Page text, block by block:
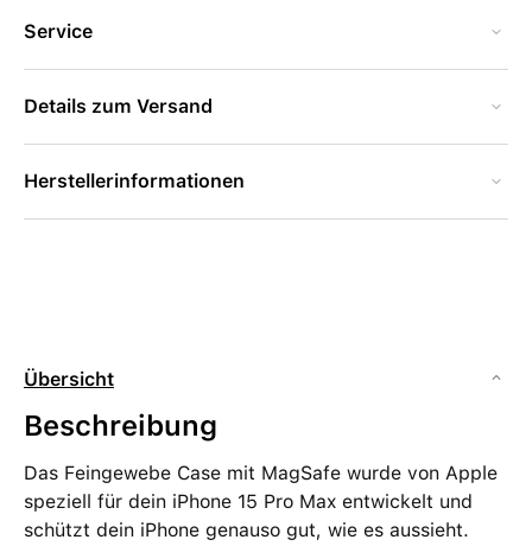
Service
Details zum Versand
Herstellerinformationen
Übersicht
Beschreibung
Das Feingewebe Case mit MagSafe wurde von Apple
speziell für dein iPhone 15 Pro Max entwickelt und
schützt dein iPhone genauso gut, wie es aussieht.